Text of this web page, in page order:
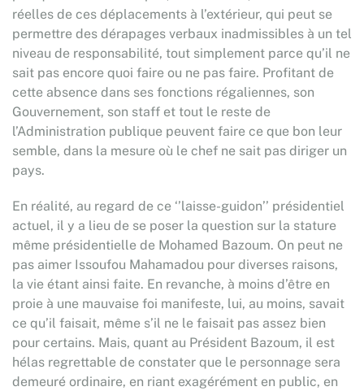
réelles de ces déplacements à l’extérieur, qui peut se
permettre des dérapages verbaux inadmissibles à un tel
niveau de responsabilité, tout simplement parce qu’il ne
sait pas encore quoi faire ou ne pas faire. Profitant de
cette absence dans ses fonctions régaliennes, son
Gouvernement, son staff et tout le reste de
l’Administration publique peuvent faire ce que bon leur
semble, dans la mesure où le chef ne sait pas diriger un
pays.
En réalité, au regard de ce ‘’laisse-guidon’’ présidentiel
actuel, il y a lieu de se poser la question sur la stature
même présidentielle de Mohamed Bazoum. On peut ne
pas aimer Issoufou Mahamadou pour diverses raisons,
la vie étant ainsi faite. En revanche, à moins d’être en
proie à une mauvaise foi manifeste, lui, au moins, savait
ce qu’il faisait, même s’il ne le faisait pas assez bien
pour certains. Mais, quant au Président Bazoum, il est
hélas regrettable de constater que le personnage sera
demeuré ordinaire, en riant exagérément en public, en